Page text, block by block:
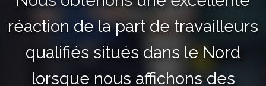
réaction de la part de travailleurs
qualifiés situés dans le Nord
lorsque nous affichons des